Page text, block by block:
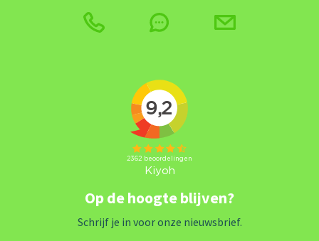
Op de hoogte blijven?
Schrijf je in voor onze nieuwsbrief.